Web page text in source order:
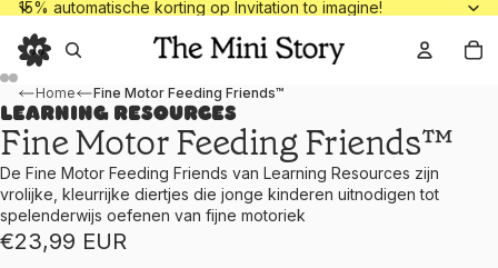
15% automatische korting op Invitation to imagine!
15% automatische korting op Invitation
Home Fine Motor Feeding Friends™
Learning Resources
Fine Motor Feeding Friends™
De Fine Motor Feeding Friends van Learning Resources zijn
vrolijke, kleurrijke diertjes die jonge kinderen uitnodigen tot
spelenderwijs oefenen van fijne motoriek
€23,99 EUR